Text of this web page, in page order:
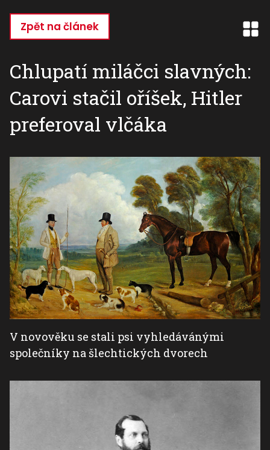
hlavnímu
Zpět na článek
Chlupatí miláčci slavných:
Carovi stačil oříšek, Hitler
preferoval vlčáka
V novověku se stali psi vyhledávánými
společníky na šlechtických dvorech